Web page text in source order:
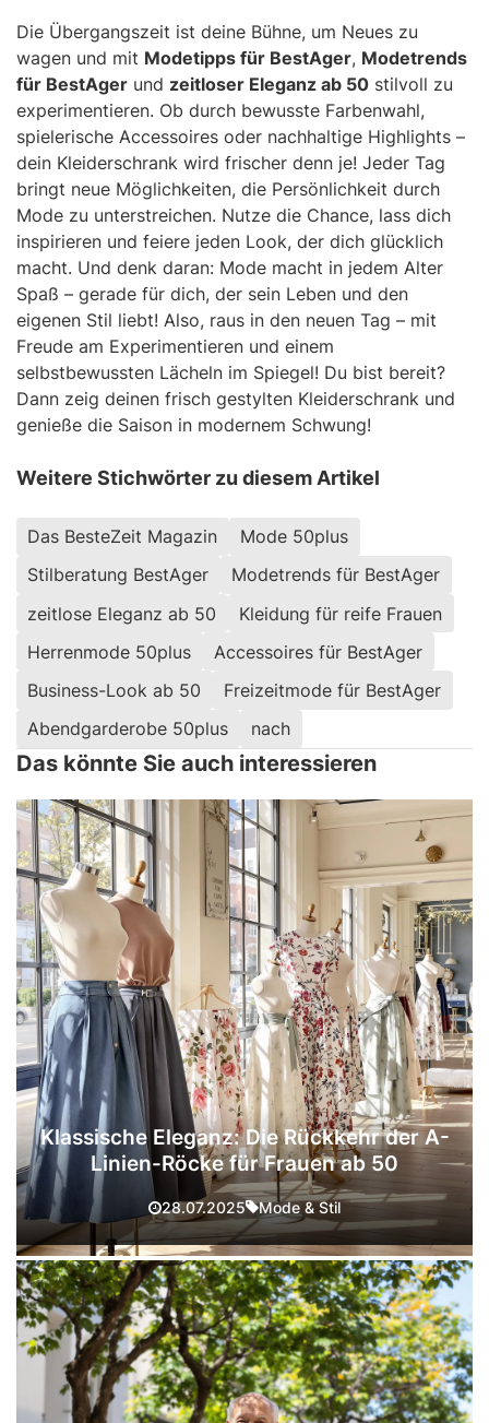
Die Übergangszeit ist deine Bühne, um Neues zu
wagen und mit Modetipps für BestAger, Modetrends
für BestAger und zeitloser Eleganz ab 50 stilvoll zu
experimentieren. Ob durch bewusste Farbenwahl,
spielerische Accessoires oder nachhaltige Highlights –
dein Kleiderschrank wird frischer denn je! Jeder Tag
bringt neue Möglichkeiten, die Persönlichkeit durch
Mode zu unterstreichen. Nutze die Chance, lass dich
inspirieren und feiere jeden Look, der dich glücklich
macht. Und denk daran: Mode macht in jedem Alter
Spaß – gerade für dich, der sein Leben und den
eigenen Stil liebt! Also, raus in den neuen Tag – mit
Freude am Experimentieren und einem
selbstbewussten Lächeln im Spiegel! Du bist bereit?
Dann zeig deinen frisch gestylten Kleiderschrank und
genieße die Saison in modernem Schwung!
Weitere Stichwörter zu diesem Artikel
Das BesteZeit Magazin
Mode 50plus
Stilberatung BestAger
Modetrends für BestAger
zeitlose Eleganz ab 50
Kleidung für reife Frauen
Herrenmode 50plus
Accessoires für BestAger
Business-Look ab 50
Freizeitmode für BestAger
Abendgarderobe 50plus
nach
Das könnte Sie auch interessieren
Klassische Eleganz: Die Rückkehr der A-
Linien-Röcke für Frauen ab 50
28.07.2025 Mode & Stil